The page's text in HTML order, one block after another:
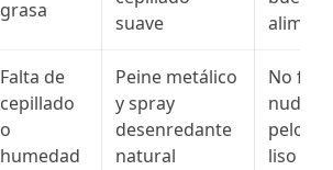
grasa
suave
Falta de
cepillado
o
humedad
Peine metálico
y spray
desenredante
natural
No
nudos
pelo
liso